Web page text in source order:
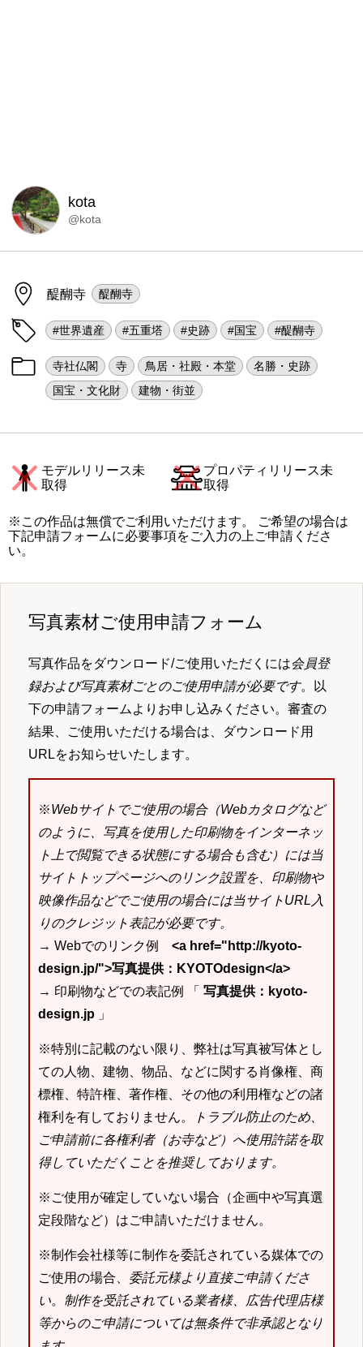
kota
@kota
醍醐寺 醍醐寺
#世界遺産 #五重塔 #史跡 #国宝 #醍醐寺
寺社仏閣 寺 鳥居・社殿・本堂
名勝・史跡
国宝・文化財
建物・街並
モデルリリース未
取得
プロパティリリース未
取得
※この作品は無償でご利用いただけます。 ご希望の場合は
下記申請フォームに必要事項をご入力の上ご申請くださ
い。
写真素材ご使用申請フォーム
写真作品をダウンロード/ご使用いただくには会員登
録および写真素材ごとのご使用申請が必要です。以
下の申請フォームよりお申し込みください。審査の
結果、ご使用いただける場合は、ダウンロード用
URLをお知らせいたします。
※Webサイトでご使用の場合（Webカタログなど
のように、写真を使用した印刷物をインターネッ
ト上で閲覧できる状態にする場合も含む）には当
サイトトップページへのリンク設置を、印刷物や
映像作品などでご使用の場合には当サイトURL入
りのクレジット表記が必要です。
→ Webでのリンク例 <a href="http://kyoto-
design.jp/">写真提供：KYOTOdesign</a>
→ 印刷物などでの表記例 「 写真提供：kyoto-
design.jp 」
※特別に記載のない限り、弊社は写真被写体とし
ての人物、建物、物品、などに関する肖像権、商
標権、特許権、著作権、その他の利用権などの諸
権利を有しておりません。
トラブル防止のため、
ご申請前に各権利者（お寺など）へ使用許諾を取
得していただくことを推奨しております。
※ご使用が確定していない場合（企画中や写真選
定段階など）はご申請いただけません。
※制作会社様等に制作を委託されている媒体での
ご使用の場合、 委託元様より直接ご申請くださ
い。 制作を受託されている業者様、広告代理店様
等からのご申請については無条件で非承認となり